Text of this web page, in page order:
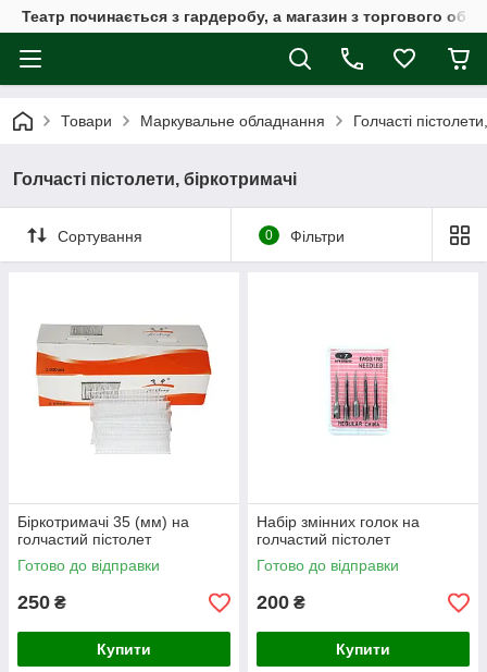
Театр починається з гардеробу, а магазин з торгового
Товари Маркувальне обладнання Голчасті
Голчасті пістолети, біркотримачі
Сортування 0 Фільтри
Біркотримачі 35 (мм) на
голчастий пістолет
Готово до відправки
250 ₴
Купити
Набір змінних голок на
голчастий пістолет
Готово до відправки
200 ₴
Купити